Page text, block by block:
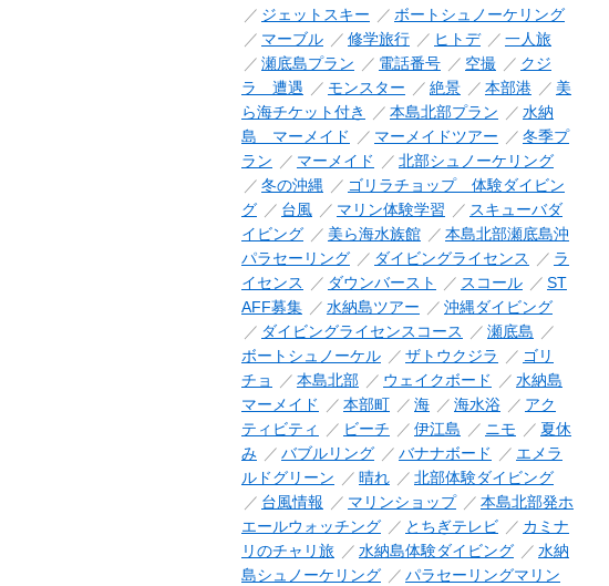
ジェットスキー
ボートシュノーケリング
マーブル
修学旅行 ヒトデ
一人旅
瀬底島プラン
電話番号 空撮
クジ
ラ 遭遇
モンスター 絶景 本部港
美
ら海チケット付き
本島北部プラン
水納
島 マーメイド
マーメイドツアー
冬季プ
ラン
マーメイド
北部シュノーケリング
冬の沖縄
ゴリラチョップ 体験ダイビン
グ
台風 マリン体験学習
スキューバダ
イビング
美ら海水族館
本島北部瀬底島沖
パラセーリング
ダイビングライセンス
ラ
イセンス
ダウンバースト スコール
ST
AFF募集
水納島ツアー
沖縄ダイビング
ダイビングライセンスコース
瀬底島
ボートシュノーケル
ザトウクジラ
ゴリ
チョ
本島北部 ウェイクボード
水納島
マーメイド
本部町 海 海水浴
アク
ティビティ
ビーチ 伊江島 ニモ
夏休
み
バブルリング バナナボード
エメラ
ルドグリーン
晴れ
北部体験ダイビング
台風情報
マリンショップ
本島北部発ホ
エールウォッチング
とちぎテレビ
カミナ
リのチャリ旅
水納島体験ダイビング
水納
島シュノーケリング
パラセーリングマリン